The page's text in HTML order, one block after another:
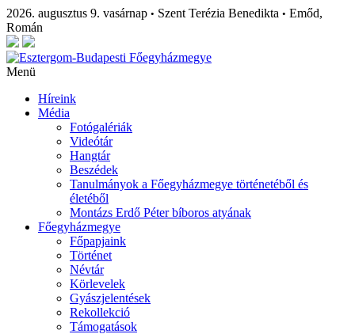
2026. augusztus 9. vasárnap • Szent Terézia Benedikta • Emőd,
Román
Menü
Híreink
Média
Fotógalériák
Videótár
Hangtár
Beszédek
Tanulmányok a Főegyházmegye történetéből és
életéből
Montázs Erdő Péter bíboros atyának
Főegyházmegye
Főpapjaink
Történet
Névtár
Körlevelek
Gyászjelentések
Rekollekció
Támogatások